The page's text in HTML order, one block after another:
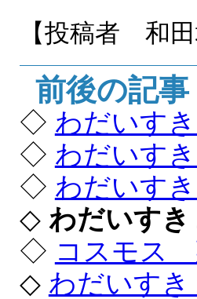
【投稿者 和
前後の記事
◇ わだいす
◇ わだいす
◇ わだいす
◇ わだいす
◇ コスモス
◇ わだいす